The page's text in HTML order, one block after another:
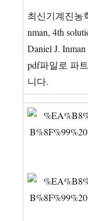
최신기계진농
nman, 4th
Daniel J. Inman
pdf파일로 파
니다.